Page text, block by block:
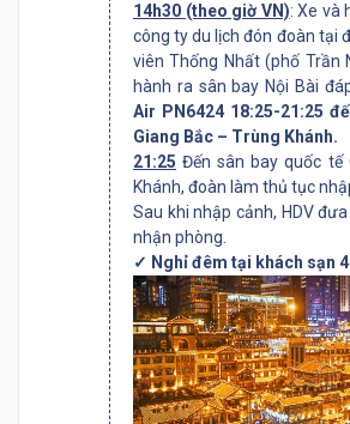
14h30 (theo giờ VN): Xe và
công ty du lịch đón đoàn tại
viên Thống Nhất (phố Trần
hành ra sân bay Nội Bài
Air PN6424 18:25-21:25
Giang Bắc – Trùng Khánh.
21:25 Đến sân bay quốc tế
Khánh, đoàn làm thủ tục
Sau khi nhập cảnh, HDV
nhận phòng.
✓ Nghỉ đêm tại khách sạn